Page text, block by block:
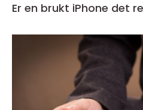
Er en brukt iPhone det